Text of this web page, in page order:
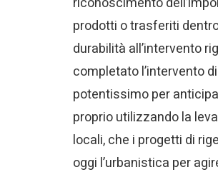
prodotti o trasferiti
durabilità all’intervento
completato l’intervento
potentissimo per
proprio utilizzando la
locali, che i progetti di
oggi l’urbanistica per